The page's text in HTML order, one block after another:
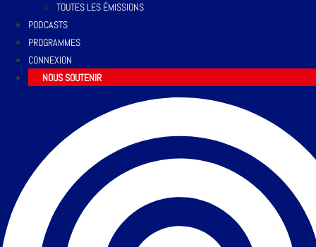
TOUTES LES ÉMISSIONS
PODCASTS
PROGRAMMES
CONNEXION
NOUS SOUTENIR